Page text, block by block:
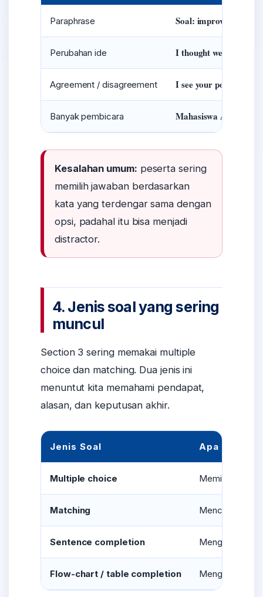
Paraphrase Soal: improve
Perubahan ide I thought we should
Agreement / disagreement I see your point, but
Banyak pembicara Mahasiswa A,
Kesalahan umum: peserta sering
memilih jawaban berdasarkan
kata yang terdengar sama dengan
opsi, padahal itu bisa menjadi
distractor.
4. Jenis soal yang sering
muncul
Section 3 sering memakai multiple
choice dan matching. Dua jenis ini
menuntut kita memahami pendapat,
alasan, dan keputusan akhir.
Jenis Soal Apa yang
Multiple choice Memilih
Matching Mencocokkan
Sentence completion Mengisi
Flow-chart / table completion Mengikuti